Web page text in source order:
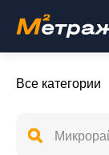
Все категории